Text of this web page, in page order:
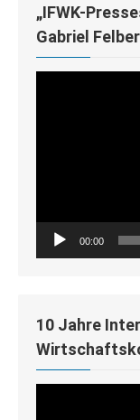
„IFWK-
Gabriel
00:00
10 Jahre